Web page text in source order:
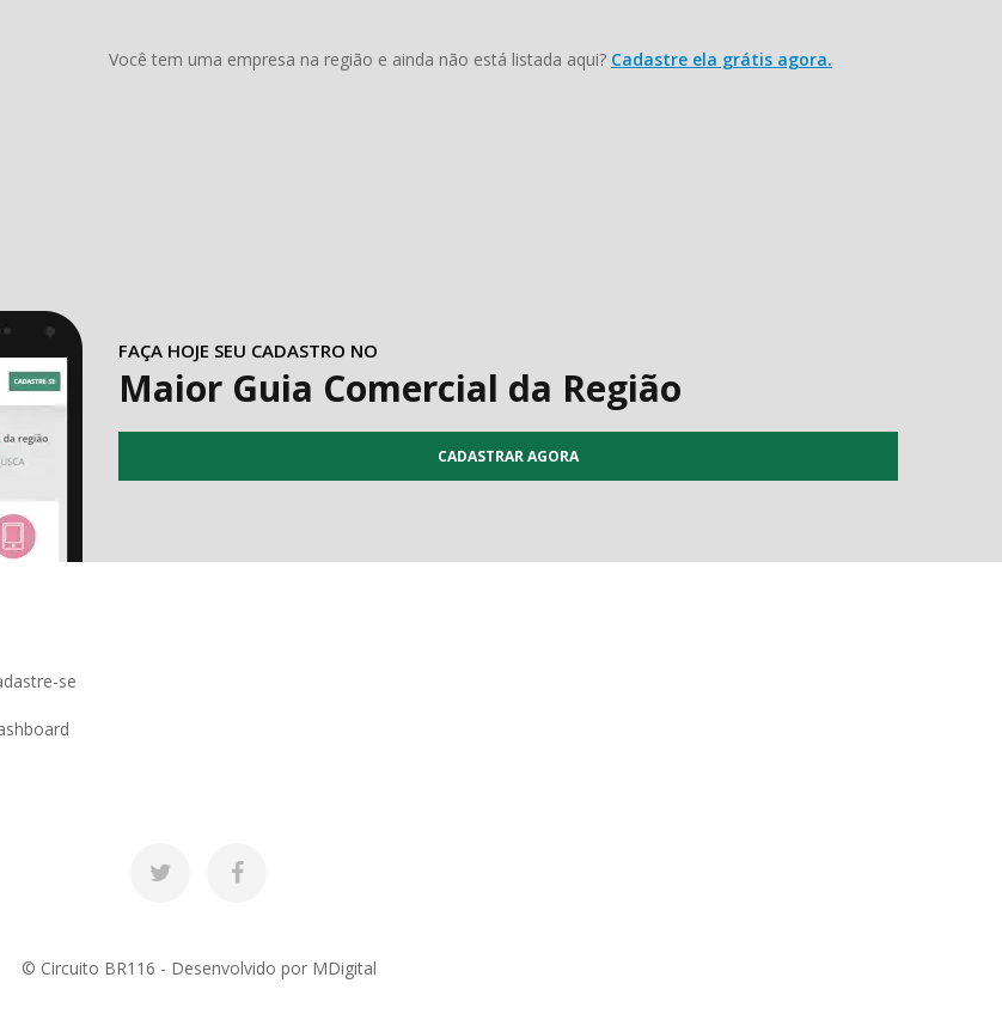
Você tem uma empresa na região e ainda não está listada aqui? Cadastre ela grátis agora.
FAÇA HOJE SEU CADASTRO NO
Maior Guia Comercial da Região
CADASTRAR AGORA
se
© Circuito BR116 - Desenvolvido por MDigital